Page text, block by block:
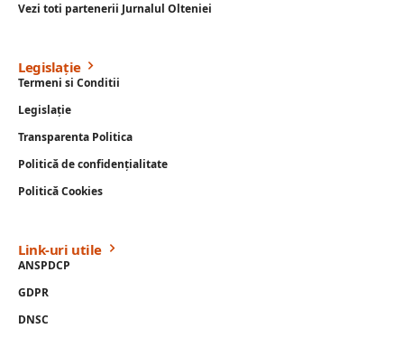
Vezi toti partenerii Jurnalul Olteniei
Legislație
Termeni si Conditii
Legislație
Transparenta Politica
Politică de confidențialitate
Politică Cookies
Link-uri utile
ANSPDCP
GDPR
DNSC